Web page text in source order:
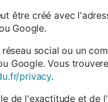
être créé avec
Google.
social ou un
Google. Vous
privacy.
de l'exactitude et de